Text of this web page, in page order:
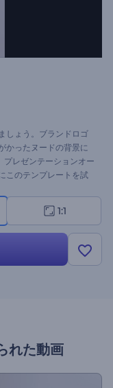
しょう。ブランドロゴ
かったヌードの背景に
レゼンテーションオー
このテンプレートを試
1:1
れた動画